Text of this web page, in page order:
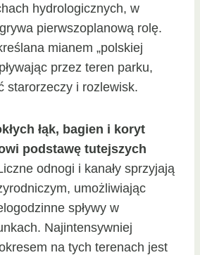
hydrologicznych, w
pierwszoplanową rolę.
mianem „polskiej
przez teren parku,
starorzeczy i rozlewisk.
łąk, bagien i koryt
podstawę tutejszych
odnogi i kanały sprzyjają
umożliwiając
spływy w
Najintensywniej
na tych terenach jest